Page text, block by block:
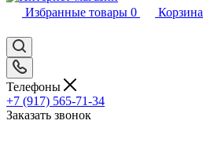
Избранные товары 0 Корзина
Телефоны
+7 (917) 565-71-34
Заказать звонок